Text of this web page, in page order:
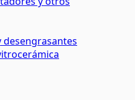
desengrasantes